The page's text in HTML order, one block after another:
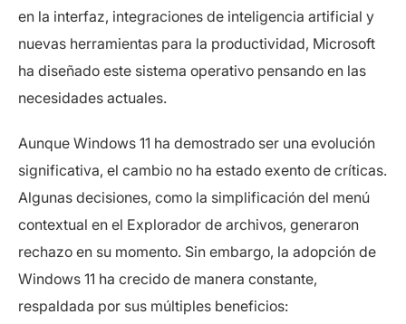
en la interfaz, integraciones de inteligencia artificial y
nuevas herramientas para la productividad, Microsoft
ha diseñado este sistema operativo pensando en las
necesidades actuales.
Aunque Windows 11 ha demostrado ser una evolución
significativa, el cambio no ha estado exento de críticas.
Algunas decisiones, como la simplificación del menú
contextual en el Explorador de archivos, generaron
rechazo en su momento. Sin embargo, la adopción de
Windows 11 ha crecido de manera constante,
respaldada por sus múltiples beneficios: